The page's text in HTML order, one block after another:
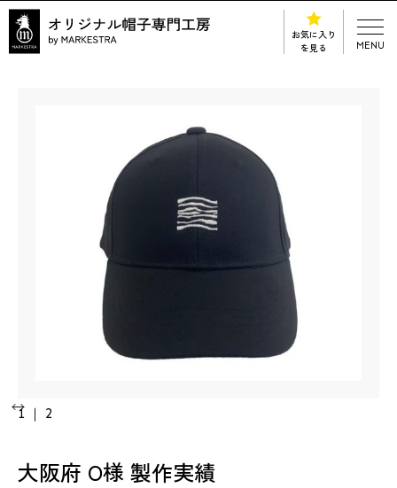
お気に入り
を見る
MENU
1 ｜ 2
大阪府 O様 製作実績